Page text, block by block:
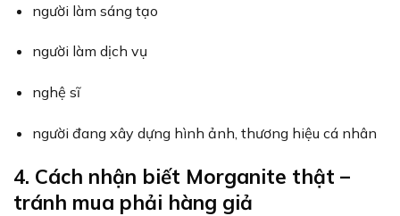
người làm sáng tạo
người làm dịch vụ
nghệ sĩ
người đang xây dựng hình ảnh, thương hiệu cá nhân
4. Cách nhận biết Morganite thật –
tránh mua phải hàng giả